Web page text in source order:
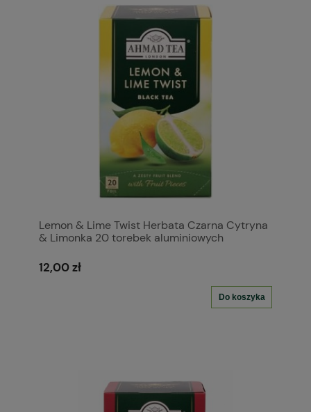
Lemon & Lime Twist Herbata Czarna Cytryna
& Limonka 20 torebek aluminiowych
12,00 zł
Do koszyka